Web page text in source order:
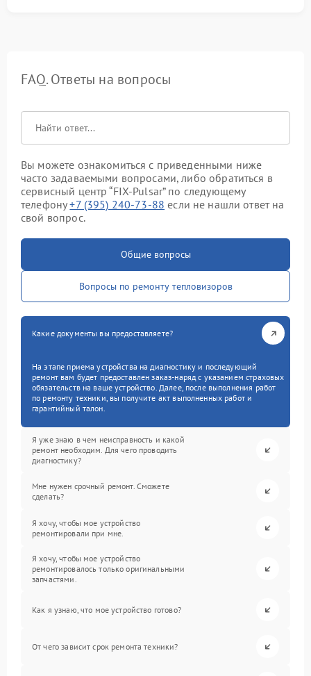
FAQ. Ответы на вопросы
Вы можете ознакомиться с приведенными ниже
часто задаваемыми вопросами, либо обратиться в
сервисный центр “FIX-Pulsar” по следующему
телефону+7 (395) 240-73-88 если не нашли ответ на
свой вопрос.
Общие вопросы
Вопросы по ремонту тепловизоров
Какие документы вы предоставляете?
На этапе приема устройства на диагностику и последующий
ремонт вам будет предоставлен заказ-наряд с указанием страховых
обязательств на ваше устройство. Далее, после выполнения работ
по ремонту техники, вы получите акт выполненных работ и
гарантийный талон.
Я уже знаю в чем неисправность и какой
ремонт необходим. Для чего проводить
диагностику?
Мне нужен срочный ремонт. Сможете
сделать?
Я хочу, чтобы мое устройство
ремонтировали при мне.
Я хочу, чтобы мое устройство
ремонтировалось только оригинальными
запчастями.
Как я узнаю, что мое устройство готово?
От чего зависит срок ремонта техники?